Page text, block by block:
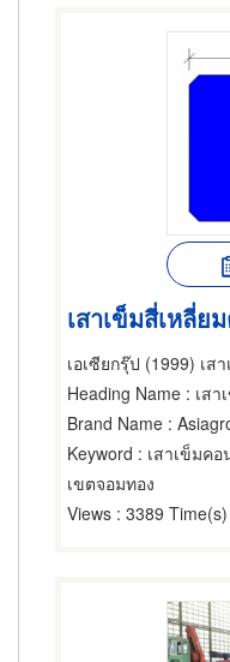
เอเซียกรุ๊ป (1999) เส
Heading Name : เสาเข็ม,
Brand Name :
Keyword : เสาเข็มค
เขตจอมทอง
Views : 3389 Time(s)